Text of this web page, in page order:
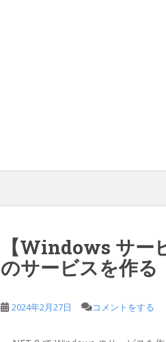
【Windows サ
のサービスを作る
2024年2月27日 コメントをする